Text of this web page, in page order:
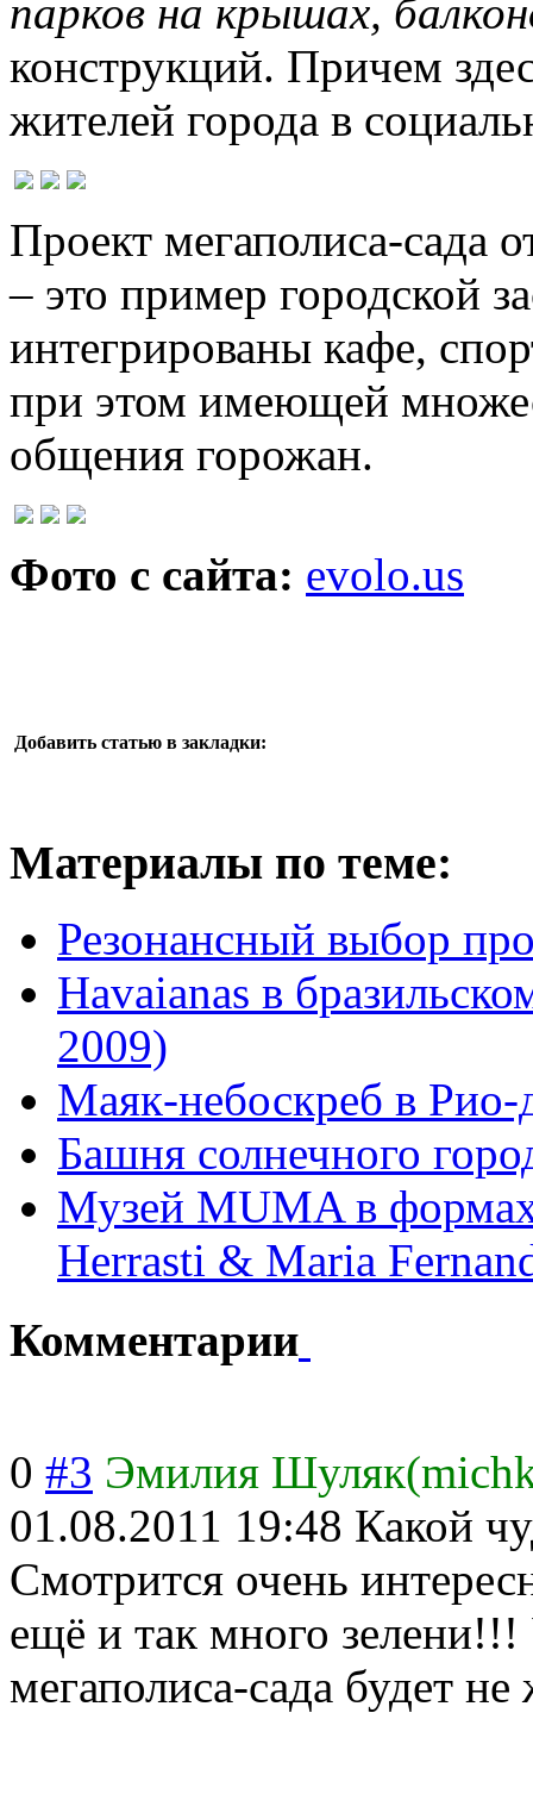
парков на крышах,
конструкций. Причем
жителей города в
Проект мегаполиса-сада
– это пример городской
интегрированы кафе,
при этом имеющей
общения горожан.
Фото с сайта: evolo.us
Добавить статью в закладки:
Материалы по теме:
Резонансный выбор
Havaianas в
2009)
Маяк-небоскреб в
Башня солнечного
Музей MUMA в
Herrasti & Maria
Комментарии
0 #3 Эмилия
01.08.2011 19:48 Какой
Смотрится очень
ещё и так много зелени!!!
мегаполиса-сада будет не